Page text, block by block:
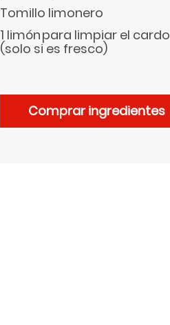
Tomillo limonero
1 limón para limpiar el cardo
(solo si es fresco)
Comprar ingredientes